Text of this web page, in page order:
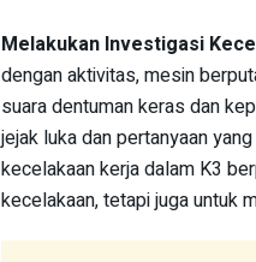
Melakukan Investigasi
dengan aktivitas, mesin
suara dentuman keras dan
jejak luka dan pertanyaan
kecelakaan kerja dalam K3
kecelakaan, tetapi juga untuk